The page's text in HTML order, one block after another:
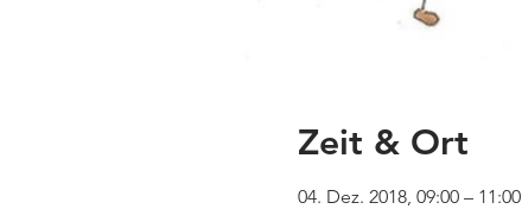
Zeit & Ort
04. Dez. 2018, 09:00 – 11:00